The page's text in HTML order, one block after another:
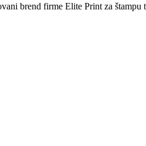
brend firme Elite Print za štampu